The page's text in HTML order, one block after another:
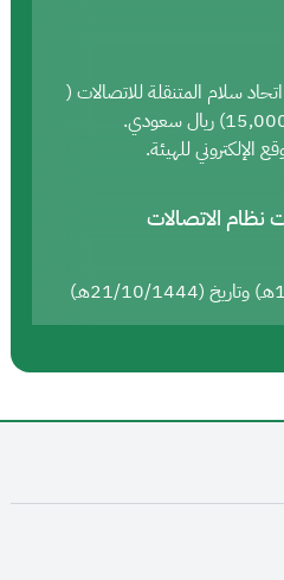
سلام المتنقلة للاتصالات (
الإلكتروني للهيئة.
نظام الاتصالات